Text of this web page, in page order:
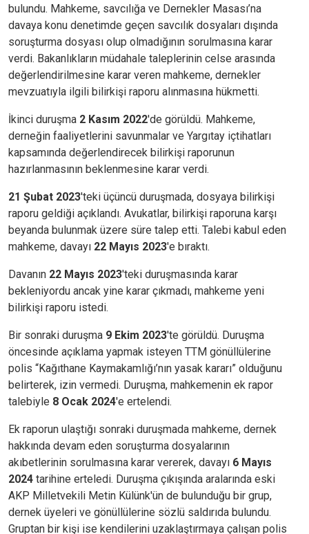
bulundu. Mahkeme, savcılığa ve Dernekler Masası’na
davaya konu denetimde geçen savcılık dosyaları dışında
soruşturma dosyası olup olmadığının sorulmasına karar
verdi. Bakanlıkların müdahale taleplerinin celse arasında
değerlendirilmesine karar veren mahkeme, dernekler
mevzuatıyla ilgili bilirkişi raporu alınmasına hükmetti.
İkinci duruşma 2 Kasım 2022'de görüldü. Mahkeme,
derneğin faaliyetlerini savunmalar ve Yargıtay içtihatları
kapsamında değerlendirecek bilirkişi raporunun
hazırlanmasının beklenmesine karar verdi.
21 Şubat 2023'teki üçüncü duruşmada, dosyaya bilirkişi
raporu geldiği açıklandı. Avukatlar, bilirkişi raporuna karşı
beyanda bulunmak üzere süre talep etti. Talebi kabul eden
mahkeme, davayı 22 Mayıs 2023'e bıraktı.
Davanın 22 Mayıs 2023'teki duruşmasında karar
bekleniyordu ancak yine karar çıkmadı, mahkeme yeni
bilirkişi raporu istedi.
Bir sonraki duruşma 9 Ekim 2023'te görüldü. Duruşma
öncesinde açıklama yapmak isteyen TTM gönüllülerine
polis “Kağıthane Kaymakamlığı’nın yasak kararı” olduğunu
belirterek, izin vermedi. Duruşma, mahkemenin ek rapor
talebiyle 8 Ocak 2024'e ertelendi.
Ek raporun ulaştığı sonraki duruşmada mahkeme, dernek
hakkında devam eden soruşturma dosyalarının
akıbetlerinin sorulmasına karar vererek, davayı 6 Mayıs
2024 tarihine erteledi. Duruşma çıkışında aralarında eski
AKP Milletvekili Metin Külünk'ün de bulunduğu bir grup,
dernek üyeleri ve gönüllülerine sözlü saldırıda bulundu.
Gruptan bir kişi ise kendilerini uzaklaştırmaya çalışan polis